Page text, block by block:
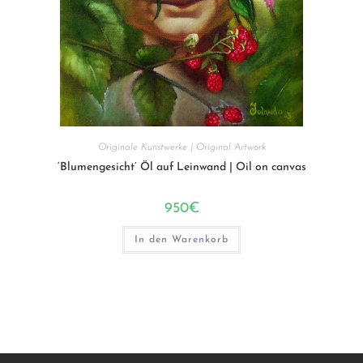
Originale Kunstwerke | Original Artwork
‘Blumengesicht’ Öl auf Leinwand | Oil on canvas
950€
In den Warenkorb